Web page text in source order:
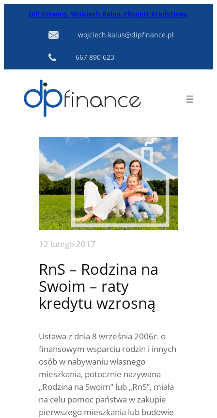
PrzejdźDiP Finance. Wojciech Kalus. Ekspert Kredytowy.
wojciech.kalus@dipfinance.pl
667 890 623
12 lutego 2017
RnS – Rodzina na
Swoim – raty
kredytu wzrosną
Ustawa z dnia 8 września 2006r. o
finansowym wsparciu rodzin i innych
osób w nabywaniu własnego
mieszkania, potocznie nazywana
„Rodzina na Swoim” lub „RnS”, miała
na celu pomoc państwa w zakupie
pierwszego mieszkania lub budowie